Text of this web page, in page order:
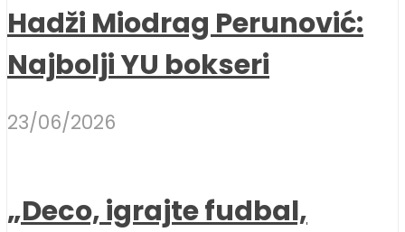
Hadži Miodrag Perunović:
Najbolji YU bokseri
23/06/2026
„Deco, igrajte fudbal,